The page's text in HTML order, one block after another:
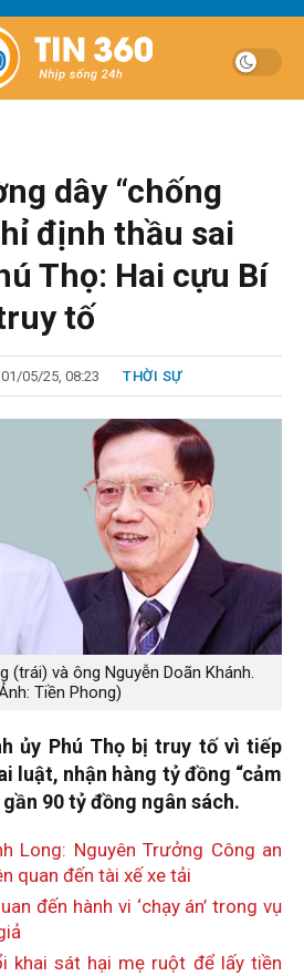
dây “chống
định thầu sai
Thọ: Hai cựu Bí
tố
01/05/25, 08:23 THỜI SỰ
(trái) và ông Nguyễn Doãn Khánh.
Tiền Phong)
ủy Phú Thọ bị truy tố vì tiếp
luật, nhận hàng tỷ đồng “cảm
90 tỷ đồng ngân sách.
Long: Nguyên Trưởng Công an
quan đến tài xế xe tải
đến hành vi ‘chạy án’ trong vụ
khai sát hại mẹ ruột để lấy tiền